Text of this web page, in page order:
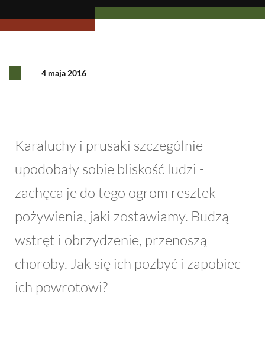
4 maja 2016
Karaluchy i prusaki szczególnie
upodobały sobie bliskość ludzi -
zachęca je do tego ogrom resztek
pożywienia, jaki zostawiamy. Budzą
wstręt i obrzydzenie, przenoszą
choroby. Jak się ich pozbyć i zapobiec
ich powrotowi?